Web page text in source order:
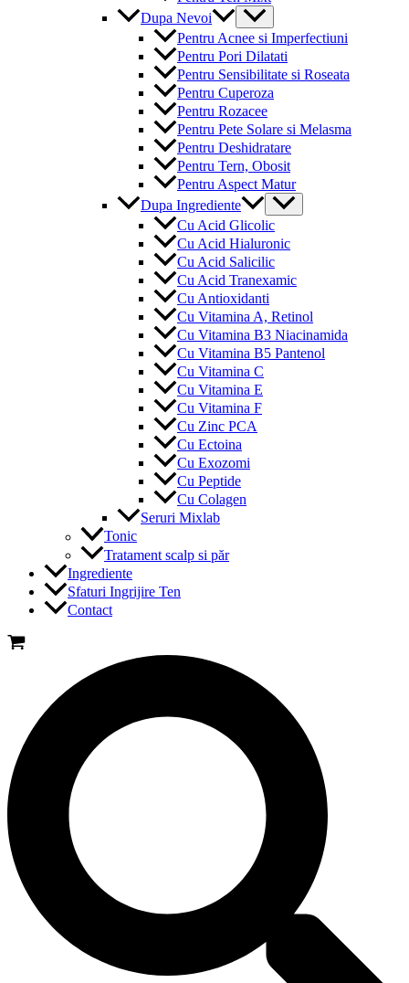
Dupa Nevoi
Menu
Toggle
Pentru Acnee si Imperfectiuni
Pentru Pori Dilatati
Pentru Sensibilitate si Roseata
Pentru Cuperoza
Pentru Rozacee
Pentru Pete Solare si Melasma
Pentru Deshidratare
Pentru Tern, Obosit
Pentru Aspect Matur
Dupa Ingrediente
Menu
Toggle
Cu Acid Glicolic
Cu Acid Hialuronic
Cu Acid Salicilic
Cu Acid Tranexamic
Cu Antioxidanti
Cu Vitamina A, Retinol
Cu Vitamina B3 Niacinamida
Cu Vitamina B5 Pantenol
Cu Vitamina C
Cu Vitamina E
Cu Vitamina F
Cu Zinc PCA
Cu Ectoina
Cu Exozomi
Cu Peptide
Cu Colagen
Seruri Mixlab
Tonic
Tratament scalp si păr
Ingrediente
Sfaturi Ingrijire Ten
Contact